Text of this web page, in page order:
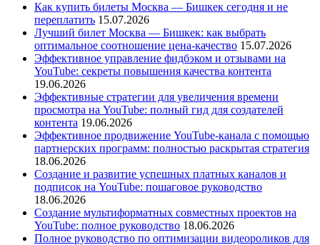
Как купить билеты Москва — Бишкек сегодня и не
переплатить 15.07.2026
Лучший билет Москва — Бишкек: как выбрать
оптимальное соотношение цена-качество 15.07.2026
Эффективное управление фидбэком и отзывами на
YouTube: секреты повышения качества контента
19.06.2026
Эффективные стратегии для увеличения времени
просмотра на YouTube: полный гид для создателей
контента 19.06.2026
Эффективное продвижение YouTube-канала с помощью
партнерских программ: полностью раскрытая стратегия
18.06.2026
Создание и развитие успешных платных каналов и
подписок на YouTube: пошаговое руководство
18.06.2026
Создание мультиформатных совместных проектов на
YouTube: полное руководство 18.06.2026
Полное руководство по оптимизации видеороликов для